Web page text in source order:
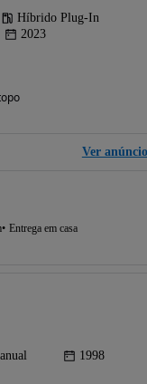
Híbrido Plug-In
2023
Ver
Entrega em casa
1998